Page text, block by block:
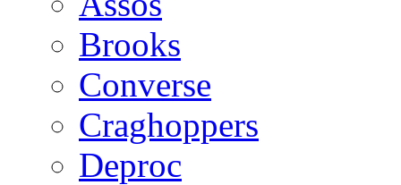
Brooks
Converse
Craghoppers
Deproc